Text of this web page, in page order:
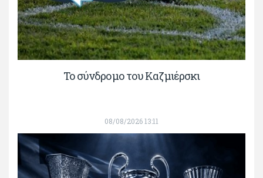
Το σύνδρομο του Καζμιέρσκι
08/08/2026 13:11